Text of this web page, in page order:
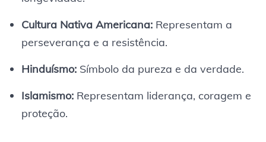
Cultura Nativa Americana:Representam a
perseverança e a resistência.
Hinduísmo:Símbolo da pureza e da verdade.
Islamismo:Representam liderança, coragem e
proteção.